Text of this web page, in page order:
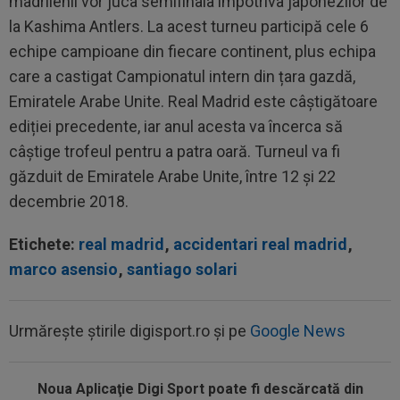
la Kashima Antlers. La acest turneu participă cele 6
echipe campioane din fiecare continent, plus echipa
care a castigat Campionatul intern din țara gazdă,
Emiratele Arabe Unite. Real Madrid este câștigătoare
ediției precedente, iar anul acesta va încerca să
câștige trofeul pentru a patra oară. Turneul va fi
găzduit de Emiratele Arabe Unite, între 12 și 22
decembrie 2018.
Etichete: real madrid, accidentari real madrid,
marco asensio, santiago solari
Urmărește știrile digisport.ro și pe Google News
Noua Aplicaţie Digi Sport poate fi descărcată din